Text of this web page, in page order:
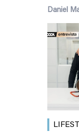
Daniel